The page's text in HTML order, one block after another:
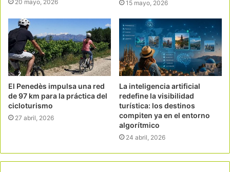
20 mayo, 2026 15 mayo, 2026
El Penedès impulsa una red
de 97 km para la práctica del
cicloturismo
27 abril, 2026
La inteligencia artificial
redefine la visibilidad
turística: los destinos
compiten ya en el entorno
algorítmico
24 abril, 2026